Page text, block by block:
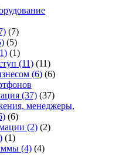
(7)
(5)
(1)
(11) (11)
(6) (6)
(37) (37)
менеджеры,
(6)
(2) (2)
(1)
(4) (4)